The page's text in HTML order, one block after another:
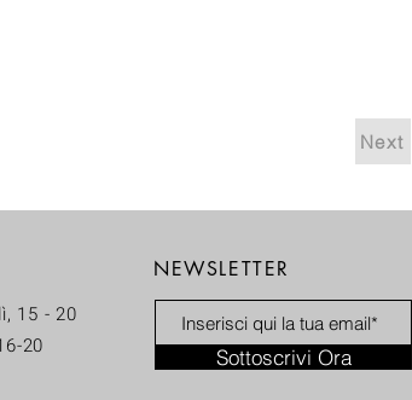
Next
15 - 20
20
NEWSLETTER
Sottoscrivi Ora